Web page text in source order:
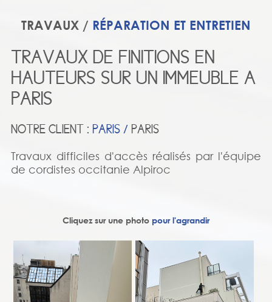
TRAVAUX / RÉPARATION ET ENTRETIEN
TRAVAUX DE FINITIONS EN
HAUTEURS SUR UN IMMEUBLE A
PARIS
NOTRE CLIENT : PARIS / PARIS
Travaux difficiles d'accès réalisés par l'équipe
de cordistes occitanie Alpiroc
Cliquez sur une photo pour l'agrandir